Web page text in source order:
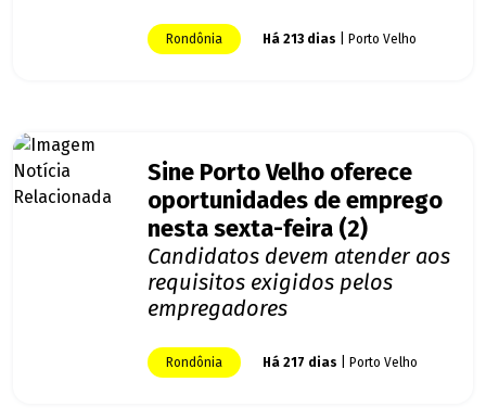
Rondônia Há 213 dias | Porto Velho
Sine Porto Velho oferece
oportunidades de emprego
nesta sexta-feira (2)
Candidatos devem atender aos
requisitos exigidos pelos
empregadores
Rondônia Há 217 dias | Porto Velho